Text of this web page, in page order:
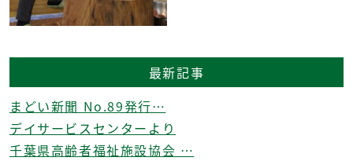
最新記事
まどい新聞 No.89発行…
デイサービスセンターより
千葉県高齢者福祉施設協会 …